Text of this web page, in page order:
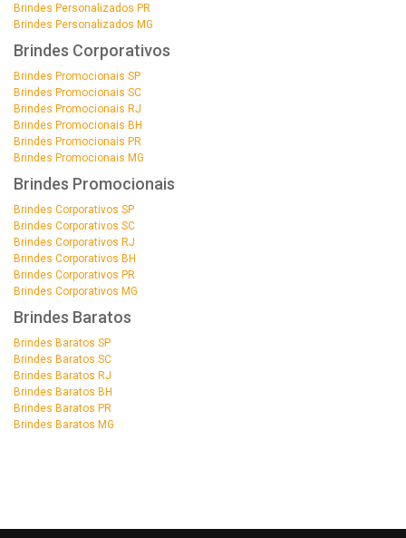
Brindes Personalizados PR
Brindes Personalizados MG
Brindes Corporativos
Brindes Promocionais SP
Brindes Promocionais SC
Brindes Promocionais RJ
Brindes Promocionais BH
Brindes Promocionais PR
Brindes Promocionais MG
Brindes Promocionais
Brindes Corporativos SP
Brindes Corporativos SC
Brindes Corporativos RJ
Brindes Corporativos BH
Brindes Corporativos PR
Brindes Corporativos MG
Brindes Baratos
Brindes Baratos SP
Brindes Baratos SC
Brindes Baratos RJ
Brindes Baratos BH
Brindes Baratos PR
Brindes Baratos MG